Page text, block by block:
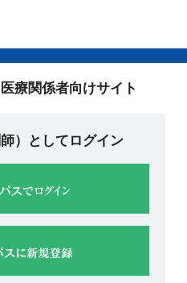
療関係者向けサイト
）としてログイン